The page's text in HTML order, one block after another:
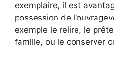
exemplaire, il est
possession de
exemple le relire, le
famille, ou le conserver